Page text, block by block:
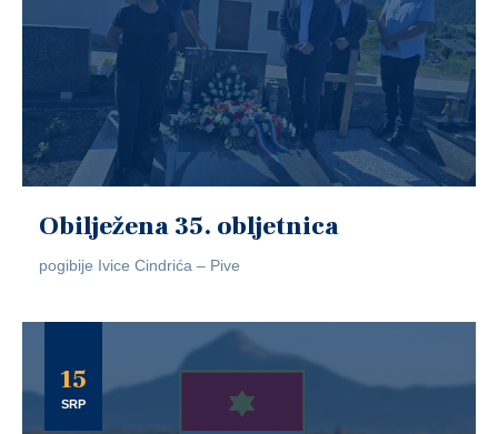
Obilježena 35. obljetnica
pogibije Ivice Cindrića – Pive
15
SRP